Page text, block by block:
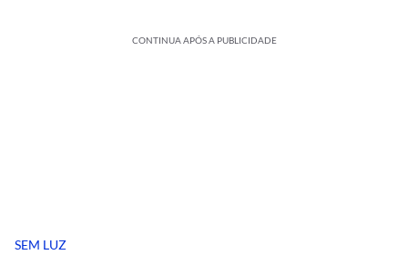
CONTINUA APÓS A PUBLICIDADE
SEM LUZ